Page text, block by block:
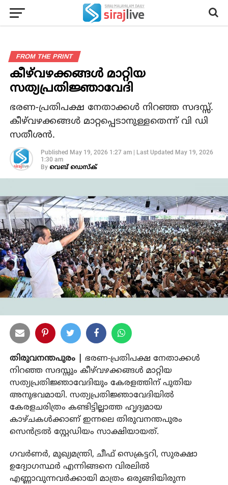
FROM THE PRINT
കീഴ്‌വഴക്കങ്ങള്‍ മാറ്റിയ
സത്യപ്രതിജ്ഞാവേദി
ഭരണ-പ്രതിപക്ഷ നേതാക്കള്‍ നിറഞ്ഞ സദസ്സ്.
കീഴ്‌വഴക്കങ്ങള്‍ മാറ്റപ്പെടാനുള്ളതെന്ന് വി ഡി
സതീശന്‍.
Published May 19, 2026 1:27 am| Last Updated May 19, 2026
1:30 am
By വെബ് ഡെസ്‌ക്
തിരുവനന്തപുരം |
ഭരണ-പ്രതിപക്ഷ നേതാക്കള്‍
നിറഞ്ഞ സദസ്സും കീഴ്‌വഴക്കങ്ങള്‍ മാറ്റിയ
സത്യപ്രതിജ്ഞാവേദിയും കേരളത്തിന് പുതിയ
അനുഭവമായി. സത്യപ്രതിജ്ഞാവേദിയില്‍
കേരളചരിത്രം കണ്ടിട്ടില്ലാത്ത ഹൃദ്യമായ
കാഴ്ചകള്‍ക്കാണ് ഇന്നലെ തിരുവനന്തപുരം
സെന്‍ട്രല്‍ സ്റ്റേഡിയം സാക്ഷിയായത്.
ഗവര്‍ണര്‍, മുഖ്യമന്ത്രി, ചീഫ് സെക്രട്ടറി, സുരക്ഷാ
ഉദ്യോഗസ്ഥര്‍ എന്നിങ്ങനെ വിരലില്‍
എണ്ണാവുന്നവര്‍ക്കായി മാത്രം ഒരുങ്ങിയിരുന്ന